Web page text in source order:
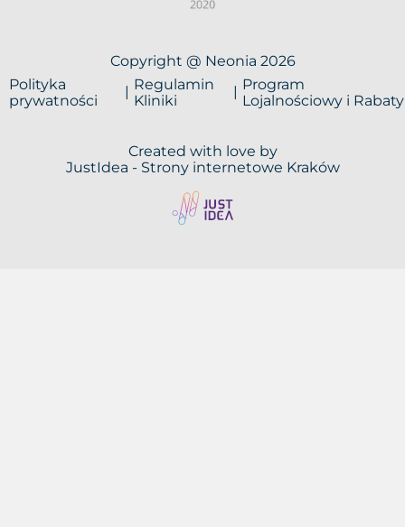
Copyright @ Neonia 2026
Polityka
prywatności
Regulamin
Kliniki
Program
Lojalnościowy i Rabaty
Created with love by
JustIdea - Strony internetowe Kraków